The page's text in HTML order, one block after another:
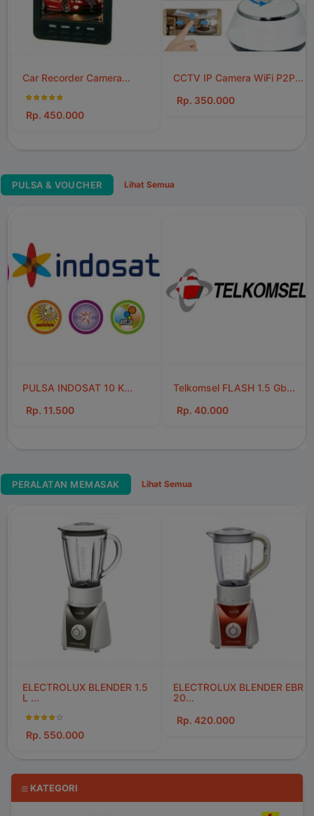
CCTV IP Camera WiFi P2P...
Rp. 350.000
PULSA & VOUCHER Lihat Semua
Telkomsel FLASH 1.5 Gb...
Rp. 40.000
Rp. 70.000
PERALATAN MEMASAK Lihat Semua
ELECTROLUX BLENDER EBR
20...
Rp. 420.000
Garpu makan stainless...
Rp. 10.000
KATEGORI